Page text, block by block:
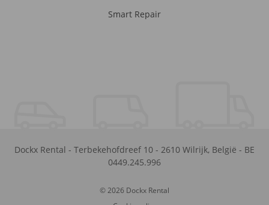
Smart Repair
Dockx Rental - Terbekehofdreef 10 - 2610 Wilrijk, België - BE
0449.245.996
© 2026 Dockx Rental